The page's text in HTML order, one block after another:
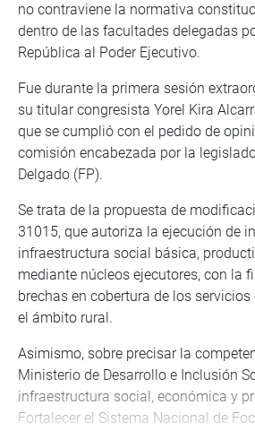
no contraviene la normativa
dentro de las facultades delegadas
República al Poder Ejecutivo.
Fue durante la primera sesión
su titular congresista Yorel Kira
que se cumplió con el pedido de
comisión encabezada por la
Delgado (FP).
Se trata de la propuesta de
31015, que autoriza la ejecución de
infraestructura social básica,
mediante núcleos ejecutores, con la
brechas en cobertura de los
el ámbito rural.
Asimismo, sobre precisar la
Ministerio de Desarrollo e Inclusión
infraestructura social, económica y
Fortalecer el Sistema Nacional de